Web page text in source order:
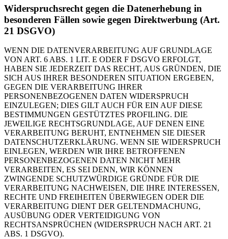
Widerspruchsrecht gegen die Datenerhebung in
besonderen Fällen sowie gegen Direktwerbung (Art.
21 DSGVO)
WENN DIE DATENVERARBEITUNG AUF GRUNDLAGE
VON ART. 6 ABS. 1 LIT. E ODER F DSGVO ERFOLGT,
HABEN SIE JEDERZEIT DAS RECHT, AUS GRÜNDEN, DIE
SICH AUS IHRER BESONDEREN SITUATION ERGEBEN,
GEGEN DIE VERARBEITUNG IHRER
PERSONENBEZOGENEN DATEN WIDERSPRUCH
EINZULEGEN; DIES GILT AUCH FÜR EIN AUF DIESE
BESTIMMUNGEN GESTÜTZTES PROFILING. DIE
JEWEILIGE RECHTSGRUNDLAGE, AUF DENEN EINE
VERARBEITUNG BERUHT, ENTNEHMEN SIE DIESER
DATENSCHUTZERKLÄRUNG. WENN SIE WIDERSPRUCH
EINLEGEN, WERDEN WIR IHRE BETROFFENEN
PERSONENBEZOGENEN DATEN NICHT MEHR
VERARBEITEN, ES SEI DENN, WIR KÖNNEN
ZWINGENDE SCHUTZWÜRDIGE GRÜNDE FÜR DIE
VERARBEITUNG NACHWEISEN, DIE IHRE INTERESSEN,
RECHTE UND FREIHEITEN ÜBERWIEGEN ODER DIE
VERARBEITUNG DIENT DER GELTENDMACHUNG,
AUSÜBUNG ODER VERTEIDIGUNG VON
RECHTSANSPRÜCHEN (WIDERSPRUCH NACH ART. 21
ABS. 1 DSGVO).